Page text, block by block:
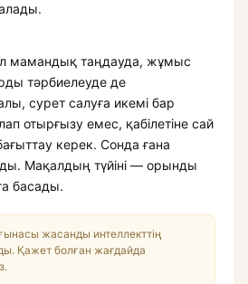
мамандық таңдауда, жұмыс
тәрбиелеуде де
сурет салуға икемі бар
отырғызу емес, қабілетіне сай
керек. Сонда ғана
Мақалдың түйіні — орынды
басады.
жасанды интеллекттің
Қажет болған жағдайда